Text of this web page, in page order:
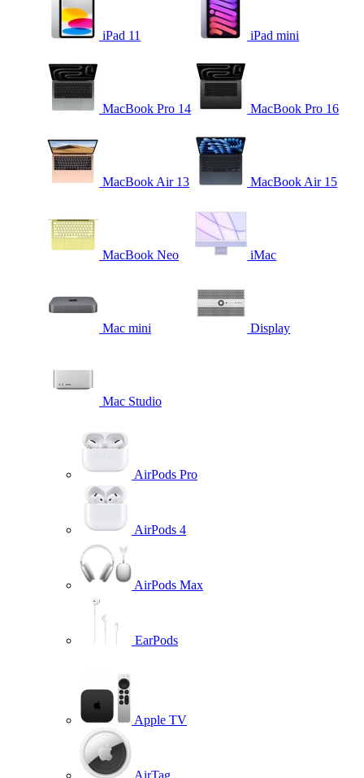
iPad 11 iPad mini
MacBook Pro 14 MacBook Pro 16
MacBook Air 13 MacBook Air 15
MacBook Neo iMac
Mac mini Display
Mac Studio
AirPods Pro
AirPods 4
AirPods Max
EarPods
Apple TV